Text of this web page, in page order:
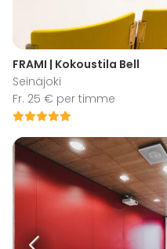
FRAMI | Kokoustila Bell
Seinäjoki
Fr. 25 € per timme